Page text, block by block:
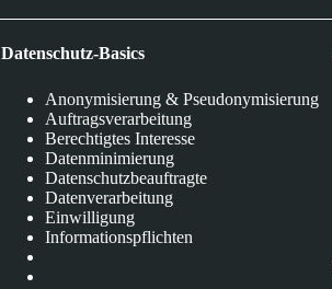
Datenschutz-Basics
Anonymisierung & Pseudonymisierung
Auftragsverarbeitung
Berechtigtes Interesse
Datenminimierung
Datenschutzbeauftragte
Datenverarbeitung
Einwilligung
Informationspflichten